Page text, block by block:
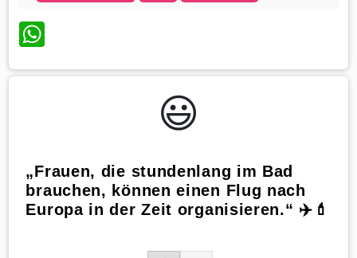
WhatsApp
😃️
„Frauen, die stundenlang im Bad
brauchen, können einen Flug nach
Europa in der Zeit organisieren.“ ✈️💄